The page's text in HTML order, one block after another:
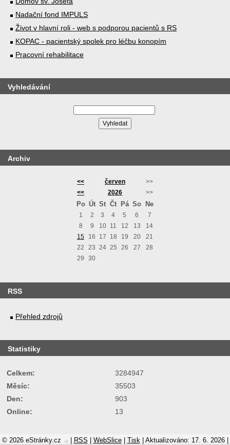
Nadační fond IMPULS
Život v hlavní roli - web s podporou pacientů s RS
KOPAC - pacientský spolek pro léčbu konopím
Pracovní rehabilitace
Vyhledávání
Archiv
<< červen
>>
<<
2026 >>
Po Út St Čt Pá So Ne
1 2 3 4 5 6
7
8
9 10 11 12 13
14
15
16 17 18 19 20
21
22
23 24 25 26 27
28
29
30
RSS
Přehled zdrojů
Statistiky
Online: 13
Celkem:
3284947
Měsíc:
35503
Den:
903
© 2026 eStránky.cz RSS WebSlice Tisk| Aktualizováno: 17. 6. 2026|